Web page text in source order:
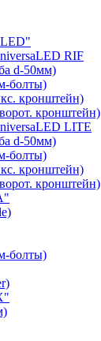
RIF
d-50мм)
болты)
кронштейн)
кронштейн)
LITE
d-50мм)
болты)
кронштейн)
кронштейн)
болты)